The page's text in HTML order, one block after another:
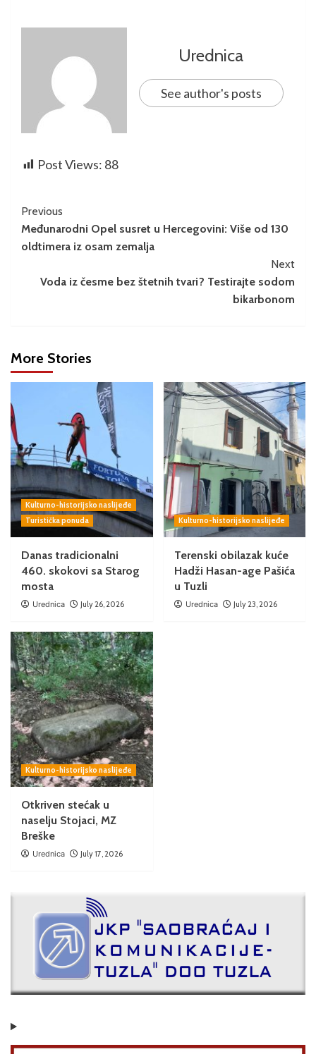
Urednica
See author's posts
Post Views: 88
Previous
Međunarodni Opel susret u Hercegovini: Više od 130
oldtimera iz osam zemalja
Next
Voda iz česme bez štetnih tvari? Testirajte sodom
bikarbonom
More Stories
Kulturno-historijsko naslijeđe
Turistička ponuda
Danas tradicionalni
460. skokovi sa Starog
mosta
Urednica July 26, 2026
Kulturno-historijsko naslijeđe
Terenski obilazak kuće
Hadži Hasan-age Pašića
u Tuzli
Urednica July 23, 2026
Kulturno-historijsko naslijeđe
Otkriven stećak u
naselju Stojaci, MZ
Breške
Urednica July 17, 2026